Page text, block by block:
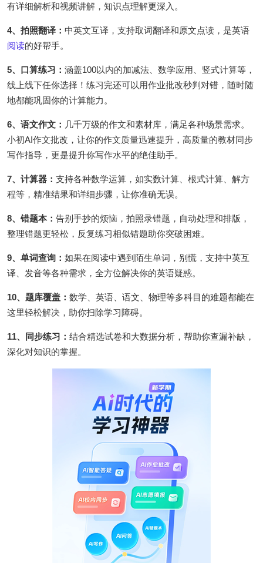
有详细解析和视频讲解，知识点理解更深入。
4、拍照翻译： 中英文互译，支持取词翻译和原文点读，是英语
阅读的好帮手。
5、口算练习： 涵盖100以内的加减法、数学应用、竖式计算等，
线上线下任你选择！练习完还可以用作业批改秒判对错，随时随
地都能巩固你的计算能力。
6、语文作文： 几千万级的作文和素材库，满足各种场景需求。
小初AI作文批改，让你的作文质量迅速提升，高质量的教材同步
写作指导，更是提升你写作水平的绝佳助手。
7、计算器： 支持各种数学运算，如实数计算、根式计算、解方
程等，精准结果和详细步骤，让你准确无误。
8、错题本： 告别手抄的烦恼，拍照录错题，自动处理和排版，
整理错题更轻松，反复练习相似错题助你突破困难。
9、单词查询： 如果在阅读中遇到陌生单词，别慌，支持中英互
译、发音等各种需求，全方位解决你的英语疑惑。
10、题库覆盖： 数学、英语、语文、物理等多科目的难题都能在
这里轻松解决，助你扫除学习障碍。
11、同步练习： 结合精选试卷和大数据分析，帮助你查漏补缺，
深化对知识的掌握。